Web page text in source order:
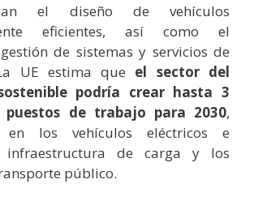
el diseño de vehículos
eficientes, así como el
de sistemas y servicios de
UE estima que el sector del
podría crear hasta 3
puestos de trabajo para 2030,
en los vehículos eléctricos e
de carga y los
público.